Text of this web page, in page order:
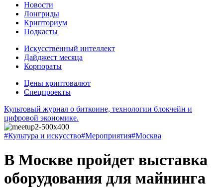
Новости
Лонгриды
Крипториум
Подкасты
Искусственный интеллект
Дайджест месяца
Корпораты
Цены криптовалют
Спецпроекты
Культовый журнал о биткоине, технологии блокчейн и
цифровой экономике.
#Культура и искусство#Мероприятия#Москва
В Москве пройдет выставка
оборудования для майнинга